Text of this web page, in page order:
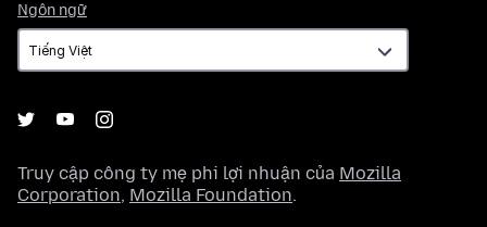
Ngôn ngữ
ngữ
Truy cập công ty mẹ phi lợi nhuận của Mozilla
Corporation, Mozilla Foundation.